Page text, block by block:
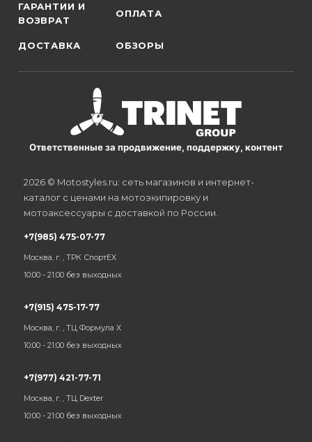
ГАРАНТИИ И
ВОЗВРАТ
ОПЛАТА
ДОСТАВКА ОБЗОРЫ
Ответственные за продвижение, поддержку, контент
2026 © Motostyles.ru: сеть магазинов и интернет-
каталог с ценами на мотоэкипировку и
мотоаксессуары с доставкой по России.
+7(985) 475-07-77
Москва, г. , ТРК СпортЕХ
10:00 - 21:00 без выходных
+7(915) 475-17-77
Москва, г. , ТЦ Формула Х
10:00 - 21:00 без выходных
+7(977) 421-77-71
Москва, г. , ТЦ Dexter
10:00 - 21:00 без выходных